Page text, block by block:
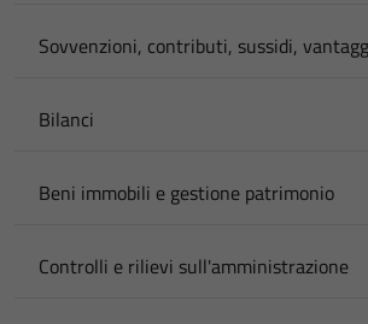
Sovvenzioni, contributi, sussidi,
Bilanci
Beni immobili e gestione patrimonio
Controlli e rilievi sull'amministrazione